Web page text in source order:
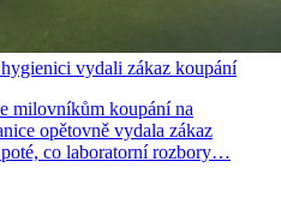
vydali zákaz koupání
milovníkům koupání na
opětovně vydala zákaz
co laboratorní rozbory…